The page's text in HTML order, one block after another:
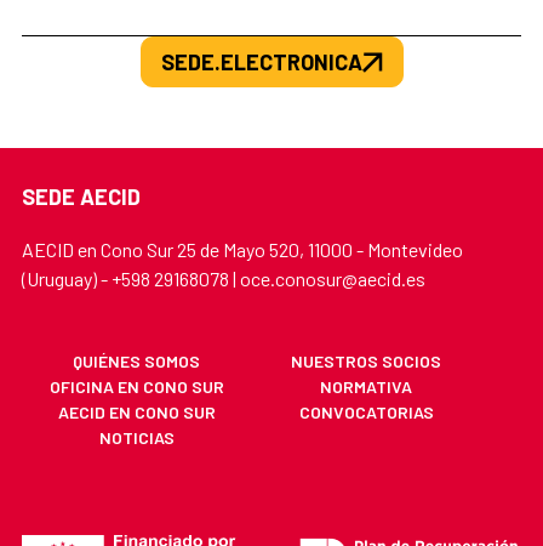
SEDE.ELECTRONICA
SEDE AECID
AECID en Cono Sur 25 de Mayo 520, 11000 - Montevideo
(Uruguay) - +598 29168078 | oce.conosur@aecid.es
QUIÉNES SOMOS
NUESTROS SOCIOS
OFICINA EN CONO SUR
NORMATIVA
AECID EN CONO SUR
CONVOCATORIAS
NOTICIAS